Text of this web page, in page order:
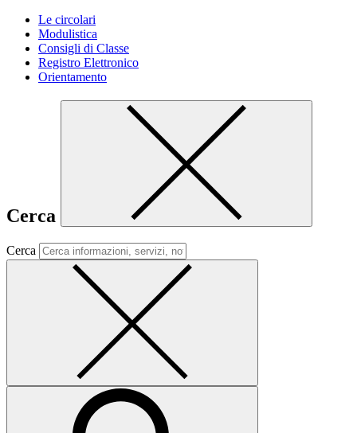
Le circolari
Modulistica
Consigli di Classe
Registro Elettronico
Orientamento
Cerca
Cerca